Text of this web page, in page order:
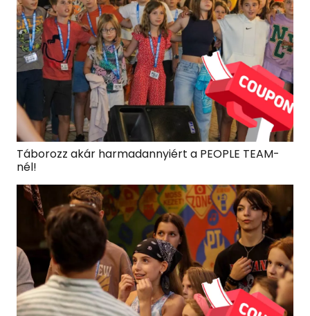
Táborozz akár harmadannyiért a PEOPLE TEAM-
nél!